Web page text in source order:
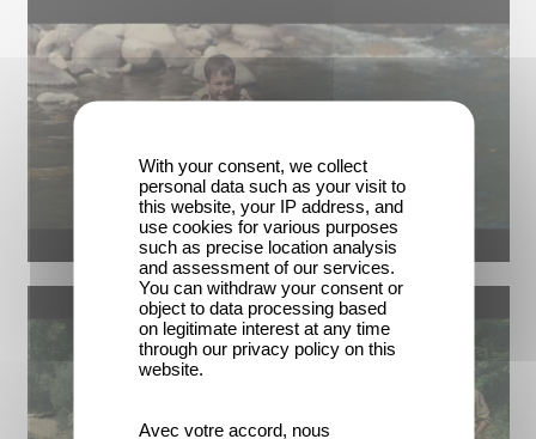
With your consent, we collect
personal data such as your visit to
this website, your IP address, and
use cookies for various purposes
such as precise location analysis
and assessment of our services.
You can withdraw your consent or
object to data processing based
on legitimate interest at any time
through our privacy policy on this
website.
Avec votre accord, nous